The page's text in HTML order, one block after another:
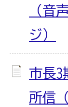
（音
ジ）
市長3
所信